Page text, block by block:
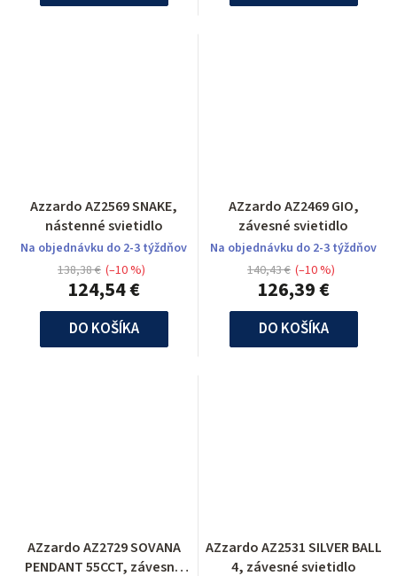
Azzardo AZ2569 SNAKE,
nástenné svietidlo
Na objednávku do 2-3 týždňov
124,54 €
138,38 € (–10 %)
DO KOŠÍKA
AZzardo AZ2469 GIO,
závesné svietidlo
Na objednávku do 2-3 týždňov
126,39 €
140,43 € (–10 %)
DO KOŠÍKA
AZzardo AZ2729 SOVANA
PENDANT 55CCT, závesné
AZzardo AZ2531 SILVER BALL
4, závesné svietidlo